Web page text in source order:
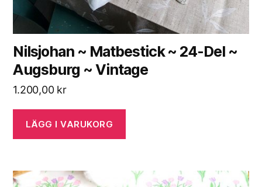
Nilsjohan ~ Matbestick ~ 24-Del ~
Augsburg ~ Vintage
1.200,00 kr
LÄGG I VARUKORG